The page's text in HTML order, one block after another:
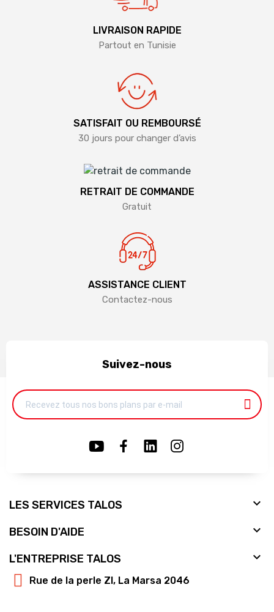
LIVRAISON RAPIDE
Partout en Tunisie
SATISFAIT OU REMBOURSÉ
30 jours pour changer d’avis
RETRAIT DE COMMANDE
Gratuit
ASSISTANCE CLIENT
Contactez-nous
Suivez-nous
LES SERVICES TALOS 
BESOIN D'AIDE 
L'ENTREPRISE TALOS 
Rue de la perle ZI, La Marsa 2046